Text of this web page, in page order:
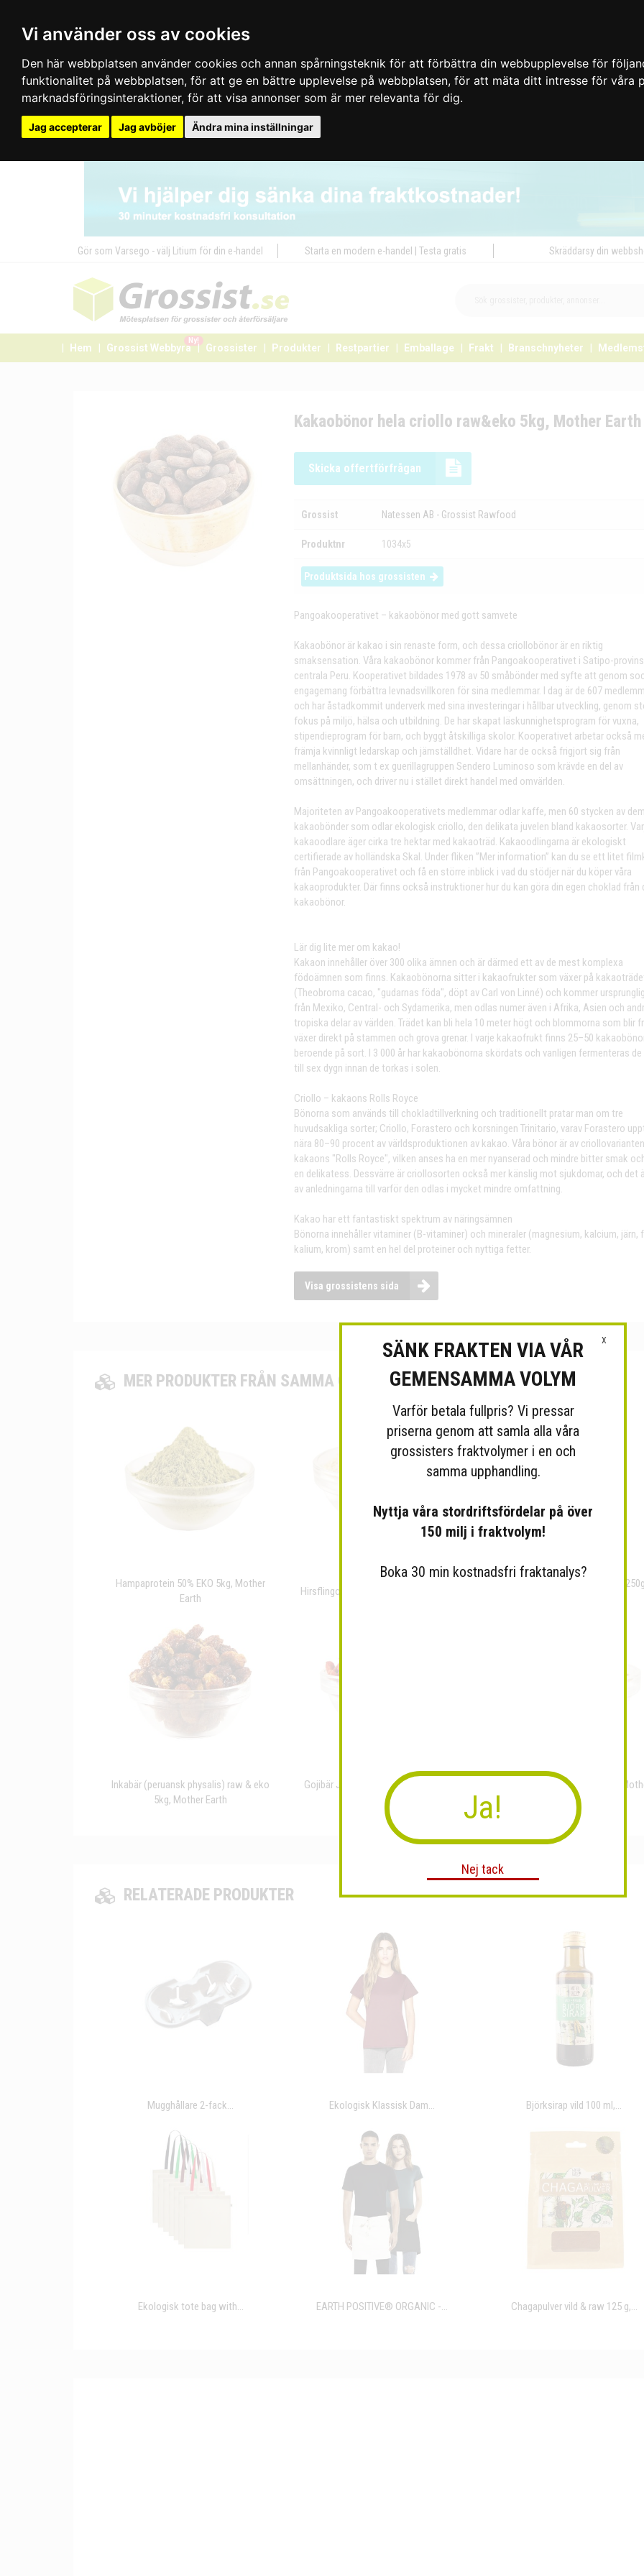
Vi använder oss av cookies
Den här webbplatsen använder cookies och annan spårningsteknik för att förbättra din webbupplevelse för
funktionalitet på webbplatsen, för att ge en bättre upplevelse på webbplatsen, för att mäta ditt intresse för våra
marknadsföringsinteraktioner, för att visa annonser som är mer relevanta för dig.
Jag accepterar Jag avböjer Ändra mina inställningar
Gör som Varsego - välj Litium för din e-handel Starta en modern e-handel | Testa gratis Skräddarsy din
Hem Grossist Webbyrå
Ny!
Grossister Produkter Restpartier Emballage Frakt Branschnyheter
Kakaobönor hela criollo raw&eko 5kg, Mother Earth
Skicka offertförfrågan
Grossist Natessen AB - Grossist Rawfood
Produktnr 1034x5
Produktsida hos grossisten
Pangoakooperativet – kakaobönor med gott samvete
Kakaobönor är kakao i sin renaste form, och dessa criollobönor är en riktig
smaksensation. Våra kakaobönor kommer från Pangoakooperativet i Satipo-
centrala Peru. Kooperativet bildades 1978 av 50 småbönder med syfte att genom
engagemang förbättra levnadsvillkoren för sina medlemmar. I dag är de 607
och har åstadkommit underverk med sina investeringar i hållbar utveckling, genom
fokus på miljö, hälsa och utbildning. De har skapat läskunnighetsprogram för vuxna,
stipendieprogram för barn, och byggt åtskilliga skolor. Kooperativet arbetar också
främja kvinnligt ledarskap och jämställdhet. Vidare har de också frigjort sig från
mellanhänder, som t ex guerillagruppen Sendero Luminoso som krävde en del av
omsättningen, och driver nu i stället direkt handel med omvärlden.
Majoriteten av Pangoakooperativets medlemmar odlar kaffe, men 60 stycken av
kakaobönder som odlar ekologisk criollo, den delikata juvelen bland kakaosorter.
kakaoodlare äger cirka tre hektar med kakaoträd. Kakaoodlingarna är ekologiskt
certifierade av holländska Skal. Under fliken ”Mer information” kan du se ett litet
från Pangoakooperativet och få en större inblick i vad du stödjer när du köper våra
kakaoprodukter. Där finns också instruktioner hur du kan göra din egen choklad från
kakaobönor.
Lär dig lite mer om kakao!
Kakaon innehåller över 300 olika ämnen och är därmed ett av de mest komplexa
födoämnen som finns. Kakaobönorna sitter i kakaofrukter som växer på
(Theobroma cacao, "gudarnas föda", döpt av Carl von Linné) och kommer
från Mexiko, Central- och Sydamerika, men odlas numer även i Afrika, Asien och
tropiska delar av världen. Trädet kan bli hela 10 meter högt och blommorna som blir
växer direkt på stammen och grova grenar. I varje kakaofrukt finns 25–50
beroende på sort. I 3 000 år har kakaobönorna skördats och vanligen fermenteras de
till sex dygn innan de torkas i solen.
Criollo – kakaons Rolls Royce
Bönorna som används till chokladtillverkning och traditionellt pratar man om tre
huvudsakliga sorter; Criollo, Forastero och korsningen Trinitario, varav Forastero
nära 80–90 procent av världsproduktionen av kakao. Våra bönor är av
kakaons ″Rolls Royce″, vilken anses ha en mer nyanserad och mindre bitter smak
en delikatess. Dessvärre är criollosorten också mer känslig mot sjukdomar, och det
av anledningarna till varför den odlas i mycket mindre omfattning.
Kakao har ett fantastiskt spektrum av näringsämnen
Bönorna innehåller vitaminer (B-vitaminer) och mineraler (magnesium, kalcium, järn,
kalium, krom) samt en hel del proteiner och nyttiga fetter.
Visa grossistens sida
MER PRODUKTER FRÅN SAMMA GROSSIST
Hampaprotein 50% EKO 5kg, Mother
Earth
Hirsflingor RAW&EKO 5kg, Mother Earth
Hampaprotein 50% raw & eko
Inkabär (peruansk physalis) raw & eko
5kg, Mother Earth
Gojibär Jumbo raw & eko 5kg, Mother
Earth
Fullrörsocker Panela eko 5kg,
Earth
RELATERADE PRODUKTER
Mugghållare 2-fack... Ekologisk Klassisk Dam... Björksirap vild 100 ml,...
Ekologisk tote bag with... EARTH POSITIVE® ORGANIC -... Chagapulver vild & raw 125 g,...
X
SÄNK FRAKTEN VIA VÅR
GEMENSAMMA VOLYM
Varför betala fullpris? Vi pressar
priserna genom att samla alla våra
grossisters fraktvolymer i en och
samma upphandling.
Nyttja våra stordriftsfördelar på över
150 milj i fraktvolym!
Boka 30 min kostnadsfri fraktanalys?
Ja!
Nej tack